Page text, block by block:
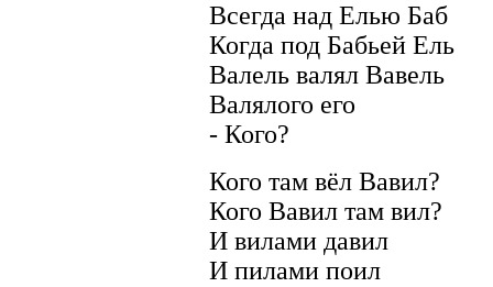
Всегда над Елью Баб
Когда под Бабьей Ель
Валель валял Вавель
Валялого его
- Кого?
Кого там вёл Вавил?
Кого Вавил там вил?
И вилами давил
И пилами поил